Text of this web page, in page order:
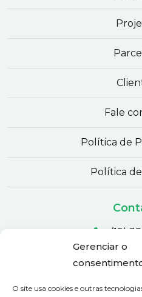
Gerenciar o
O site usa cookies e outras
Fale
Política de
Política
(19)